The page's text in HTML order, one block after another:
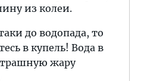
из колеи.
до водопада, то
в купель! Вода в
жару